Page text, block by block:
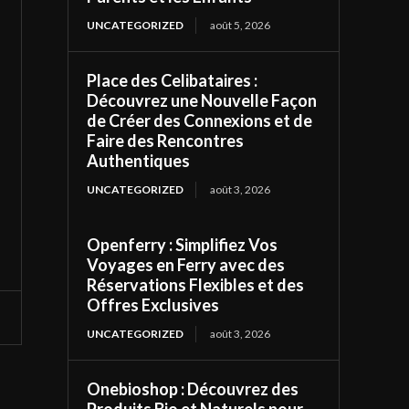
UNCATEGORIZED août 5, 2026
Place des Celibataires :
Découvrez une Nouvelle Façon
de Créer des Connexions et de
Faire des Rencontres
Authentiques
UNCATEGORIZED août 3, 2026
Openferry : Simplifiez Vos
Voyages en Ferry avec des
Réservations Flexibles et des
Offres Exclusives
UNCATEGORIZED août 3, 2026
Onebioshop : Découvrez des